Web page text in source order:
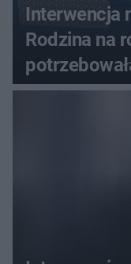
Interwencja
Rodzina na